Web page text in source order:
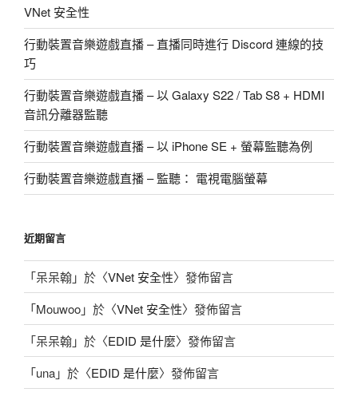
VNet 安全性
行動裝置音樂遊戲直播 – 直播同時進行 Discord 連線的技
巧
行動裝置音樂遊戲直播 – 以 Galaxy S22 / Tab S8 + HDMI
音訊分離器監聽
行動裝置音樂遊戲直播 – 以 iPhone SE + 螢幕監聽為例
行動裝置音樂遊戲直播 – 監聽： 電視電腦螢幕
近期留言
「呆呆翰」於〈VNet 安全性〉發佈留言
「Mouwoo」於〈VNet 安全性〉發佈留言
「呆呆翰」於〈EDID 是什麼〉發佈留言
「una」於〈EDID 是什麼〉發佈留言